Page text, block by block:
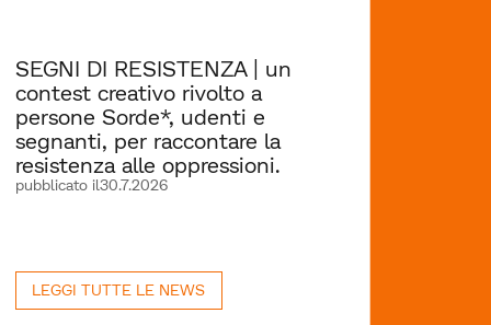
SEGNI DI RESISTENZA | un
contest creativo rivolto a
persone Sorde*, udenti e
segnanti, per raccontare la
resistenza alle oppressioni.
pubblicato il30.7.2026
LEGGI TUTTE LE NEWS